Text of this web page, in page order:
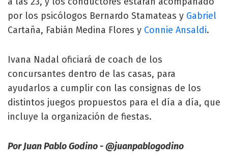
por los psicólogos Bernardo Stamateas y Gabriel
Cartaña, Fabián Medina Flores y Connie Ansaldi.
Ivana Nadal oficiará de coach de los
concursantes dentro de las casas, para
ayudarlos a cumplir con las consignas de los
distintos juegos propuestos para el día a día, que
incluye la organización de fiestas.
Por Juan Pablo Godino - @juanpablogodino